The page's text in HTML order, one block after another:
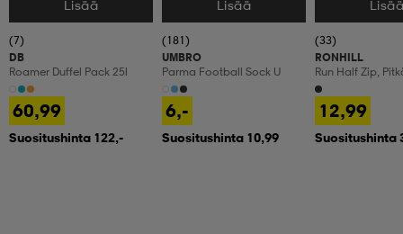
Valitse Koko
Lisää
(7)
DB
Roamer Duffel Pack 25l
60,99
Suositushinta 122,-
Valitse Koko
Lisää
(181)
UMBRO
Parma Football Sock U
6,-
Suositushinta 10,99
Valitse Koko
(33)
RONHILL
Run Half Zip,
Treenipaita,
12,99
Suositushinta